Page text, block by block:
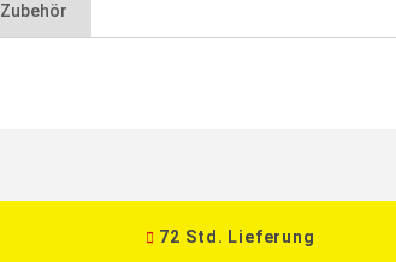
Zubehör
72 Std. Lieferung